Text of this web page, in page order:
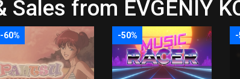
Sales from EVGENIY
-60% -50% -